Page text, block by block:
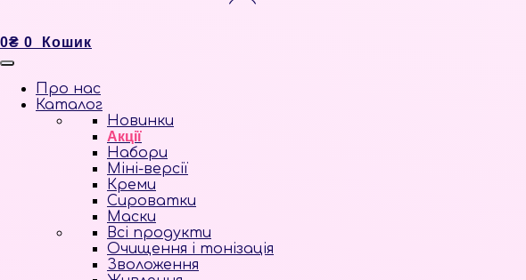
0₴ 0 Кошик
Про нас
Каталог
Новинки
Акції
Набори
Міні-версії
Креми
Сироватки
Маски
Всі продукти
Очищення і тонізація
Зволоження